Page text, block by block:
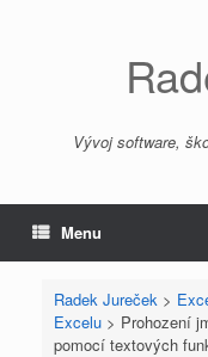
Vývoj software,
Menu
Radek Jureček >
Excelu> Prohození
pomocí textových